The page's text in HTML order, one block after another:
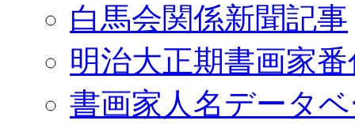
白馬会関係新聞記事
明治大正期書画家
書画家人名データ